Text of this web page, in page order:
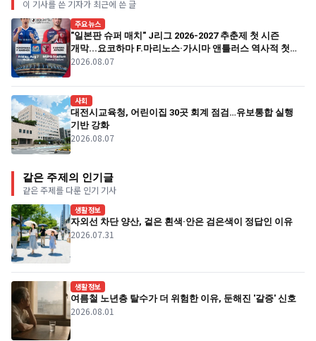
이 기사를 쓴 기자가 최근에 쓴 글
주요뉴스
"일본판 슈퍼 매치" J리그 2026-2027 추춘제 첫 시즌
개막...요코하마 F.마리노스·가시마 앤틀러스 역사적 첫
경기
2026.08.07
사회
대전시교육청, 어린이집 30곳 회계 점검…유보통합 실행
기반 강화
2026.08.07
같은 주제의 인기글
같은 주제를 다룬 인기 기사
생활정보
자외선 차단 양산, 겉은 흰색·안은 검은색이 정답인 이유
2026.07.31
생활정보
여름철 노년층 탈수가 더 위험한 이유, 둔해진 '갈증' 신호
2026.08.01